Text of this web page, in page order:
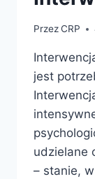
PrzezCRP
jest
udzielane
– stanie,